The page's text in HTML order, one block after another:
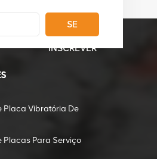
SE
INSCREVER
Placa Vibratória De
Placas Para Serviço